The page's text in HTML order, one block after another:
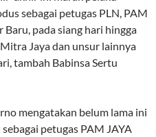
sebagai petugas PLN, PAM
pada siang hari hingga
Jaya dan unsur lainnya
tambah Babinsa Sertu
mengatakan belum lama ini
petugas PAM JAYA